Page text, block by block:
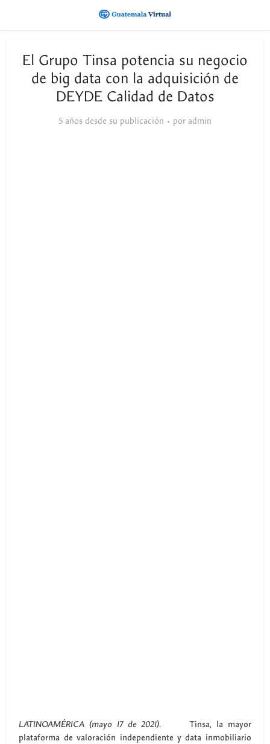
El Grupo Tinsa potencia su negocio
de big data con la adquisición de
DEYDE Calidad de Datos
5 años desde su publicación por admin
LATINOAMÉRICA (mayo 17 de 2021).Tinsa, la mayor
plataforma de valoración independiente y data inmobiliario